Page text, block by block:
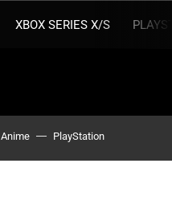
XBOX SERIES X/S
Anime PlayStation